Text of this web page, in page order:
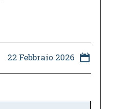
22 Febbraio 2026